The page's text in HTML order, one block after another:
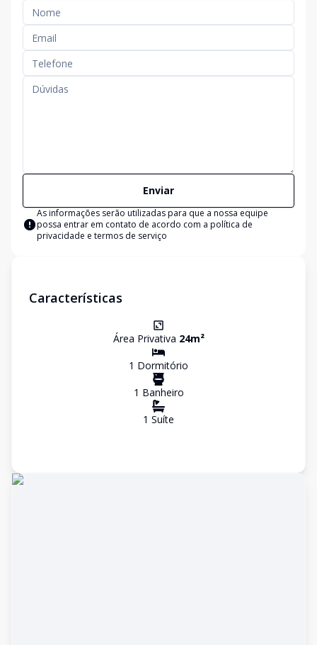
Enviar
As informações serão utilizadas para que a nossa equipe
possa entrar em contato de acordo com a política de
privacidade e termos de serviço
Características
Área Privativa 24m²
1 Dormitório
1 Banheiro
1 Suíte